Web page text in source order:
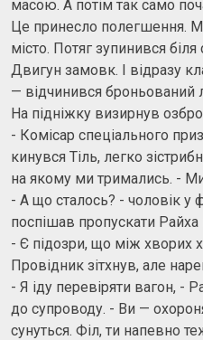
масою. А потім так само
Це принесло полегшення.
місто. Потяг зупинився
Двигун замовк. І відразу
— відчинився броньований
На підніжку визирнув
- Комісар спеціального
кинувся Тіль, легко
на якому ми тримались. -
- А що сталось? - чоловік у
поспішав пропускати
- Є підозри, що між хворих
Провідник зітхнув, але
- Я іду перевіряти вагон, -
до супроводу. - Ви —
сунуться. Філ, ти напевно